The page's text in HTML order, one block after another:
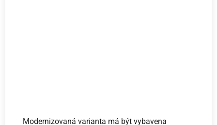
Modernizovaná varianta má být vybavena